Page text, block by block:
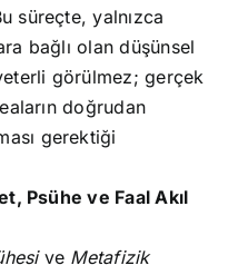
süreçte, yalnızca
bağlı olan düşünsel
görülmez; gerçek
doğrudan
gerektiği
Psühe ve Faal Akıl
ve Metafizik